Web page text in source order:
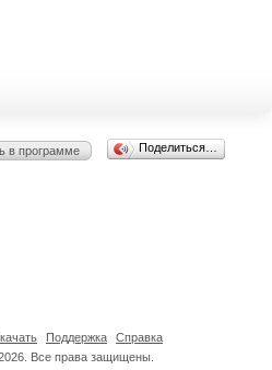
в программе Поделиться…
Все права защищены.
Поддержка Справка